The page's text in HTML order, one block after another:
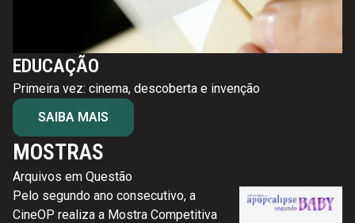
EDUCAÇÃO
Primeira vez: cinema, descoberta e invenção
SAIBA MAIS
MOSTRAS
Arquivos em Questão
Pelo segundo ano consecutivo, a
CineOP realiza a Mostra Competitiva